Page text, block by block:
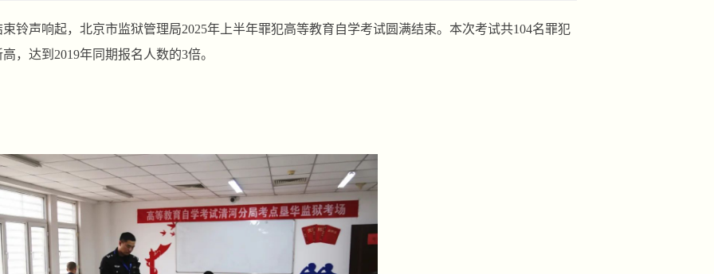
铃声响起，北京市监狱管理局2025年上半年罪犯高等教育自学考试圆满结束。本次考试共104名罪犯
，达到2019年同期报名人数的3倍。